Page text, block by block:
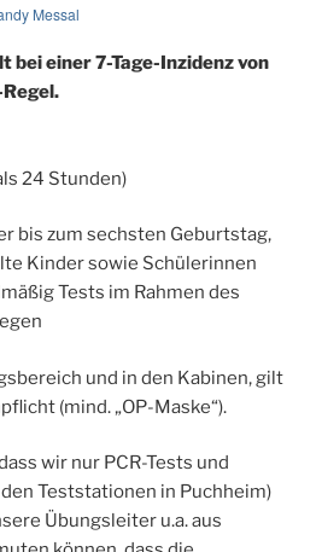
Messal
bei einer 7-Tage-Inzidenz von
24 Stunden)
bis zum sechsten Geburtstag,
Kinder sowie Schülerinnen
Tests im Rahmen des
und in den Kabinen, gilt
(mind. „OP-Maske“).
wir nur PCR-Tests und
Teststationen in Puchheim)
Übungsleiter u.a. aus